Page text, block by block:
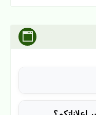
بنشر الوظائف